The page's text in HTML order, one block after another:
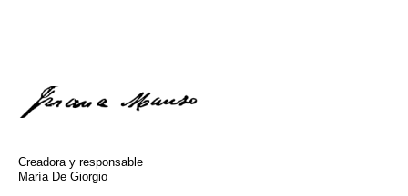
Creadora y responsable
María De Giorgio